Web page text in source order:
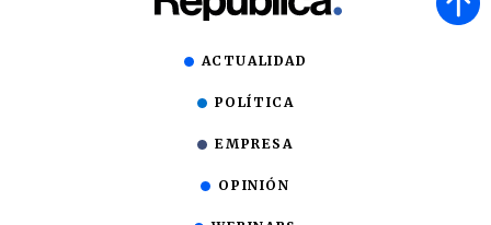
ACTUALIDAD
POLÍTICA
EMPRESA
OPINIÓN